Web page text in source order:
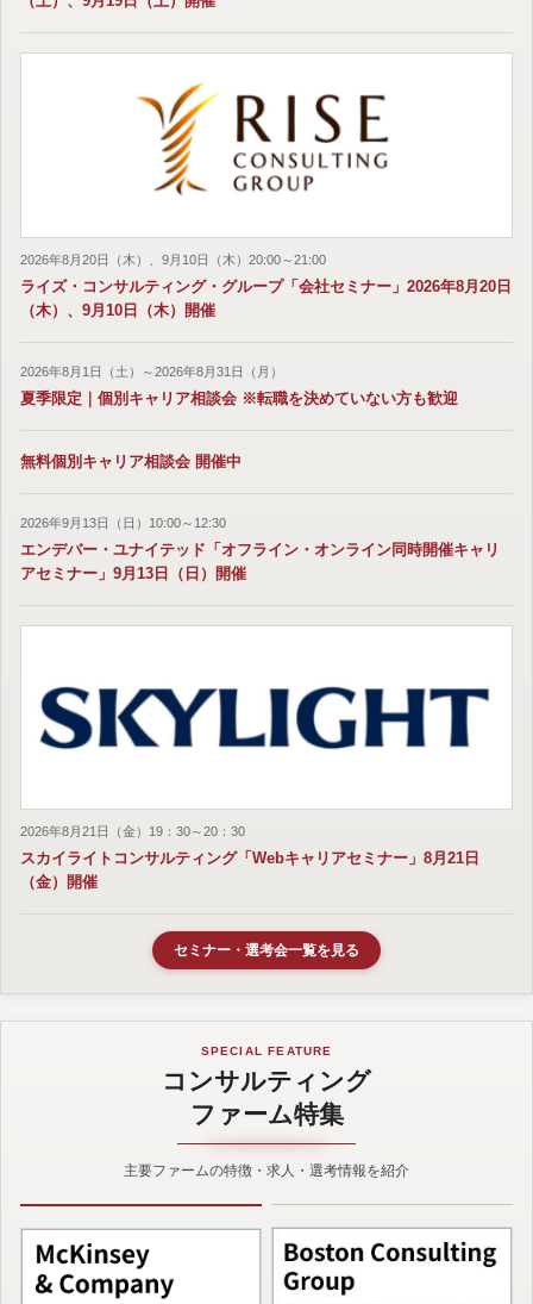
2026年8月20日（木）、9月10日（木）20:00～21:00
ライズ・コンサルティング・グループ「会社セミナー」2026年8月20日
（木）、9月10日（木）開催
2026年8月1日（土）～2026年8月31日（月）
夏季限定｜個別キャリア相談会 ※転職を決めていない方も歓迎
無料個別キャリア相談会 開催中
2026年9月13日（日）10:00～12:30
エンデバー・ユナイテッド「オフライン・オンライン同時開催キャリ
アセミナー」9月13日（日）開催
2026年8月21日（金）19：30～20：30
スカイライトコンサルティング「Webキャリアセミナー」8月21日
（金）開催
セミナー・選考会一覧を見る
SPECIAL FEATURE
コンサルティング
ファーム特集
主要ファームの特徴・求人・選考情報を紹介